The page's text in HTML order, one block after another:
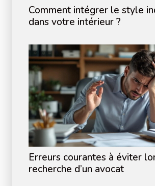
Comment intégrer le style
dans votre intérieur ?
Erreurs courantes à éviter
recherche d’un avocat